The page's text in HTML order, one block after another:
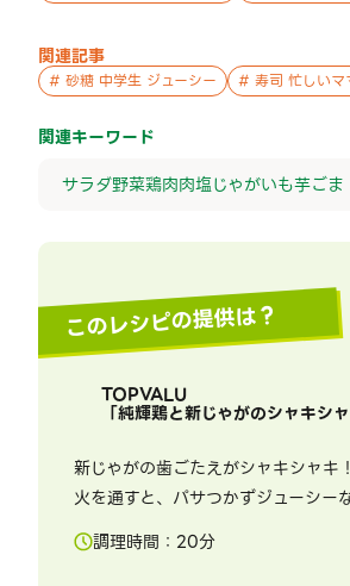
関連記事
# 砂糖 中学生 ジューシー # 寿司 忙しいマ
関連キーワード
サラダ野菜鶏肉肉塩じゃがいも芋ごま
このレシピの提供は？
TOPVALU
「純輝鶏と新じゃがのシャキシ
新じゃがの歯ごたえがシャキシャキ
火を通すと、パサつかずジューシー
調理時間： 20分